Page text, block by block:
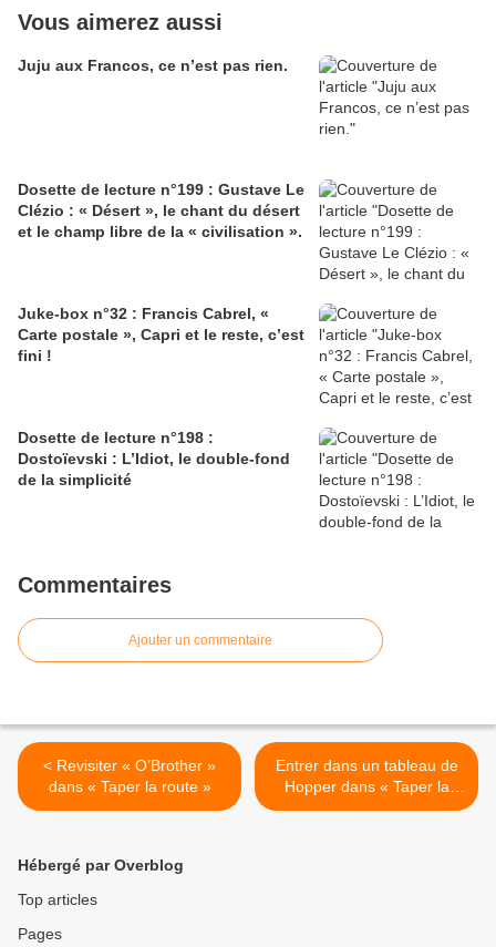
Vous aimerez aussi
Juju aux Francos, ce n’est pas rien.
Dosette de lecture n°199 : Gustave Le
Clézio : « Désert », le chant du désert
et le champ libre de la « civilisation ».
Juke-box n°32 : Francis Cabrel, «
Carte postale », Capri et le reste, c’est
fini !
Dosette de lecture n°198 :
Dostoïevski : L’Idiot, le double-fond
de la simplicité
Commentaires
Ajouter un commentaire
< Revisiter « O’Brother »
dans « Taper la route »
Entrer dans un tableau de
Hopper dans « Taper la
route » >
Hébergé par Overblog
Top articles
Pages